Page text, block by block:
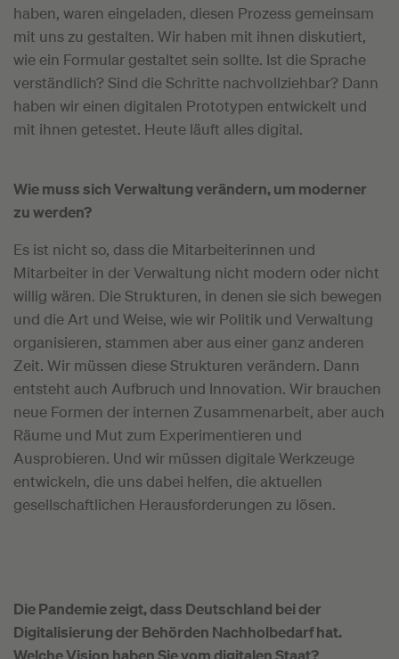
haben, waren eingeladen, diesen Prozess gemeinsam
mit uns zu gestalten. Wir haben mit ihnen diskutiert,
wie ein Formular gestaltet sein sollte. Ist die Sprache
verständlich? Sind die Schritte nachvollziehbar? Dann
haben wir einen digitalen Prototypen entwickelt und
mit ihnen getestet. Heute läuft alles digital.
Wie muss sich Verwaltung verändern, um moderner
zu werden?
Es ist nicht so, dass die Mitarbeiterinnen und
Mitarbeiter in der Verwaltung nicht modern oder nicht
willig wären. Die Strukturen, in denen sie sich bewegen
und die Art und Weise, wie wir Politik und Verwaltung
organisieren, stammen aber aus einer ganz anderen
Zeit. Wir müssen diese Strukturen verändern. Dann
entsteht auch Aufbruch und Innovation. Wir brauchen
neue Formen der internen Zusammenarbeit, aber auch
Räume und Mut zum Experimentieren und
Ausprobieren. Und wir müssen digitale Werkzeuge
entwickeln, die uns dabei helfen, die aktuellen
gesellschaftlichen Herausforderungen zu lösen.
Die Pandemie zeigt, dass Deutschland bei der
Digitalisierung der Behörden Nachholbedarf hat.
Welche Vision haben Sie vom digitalen Staat?